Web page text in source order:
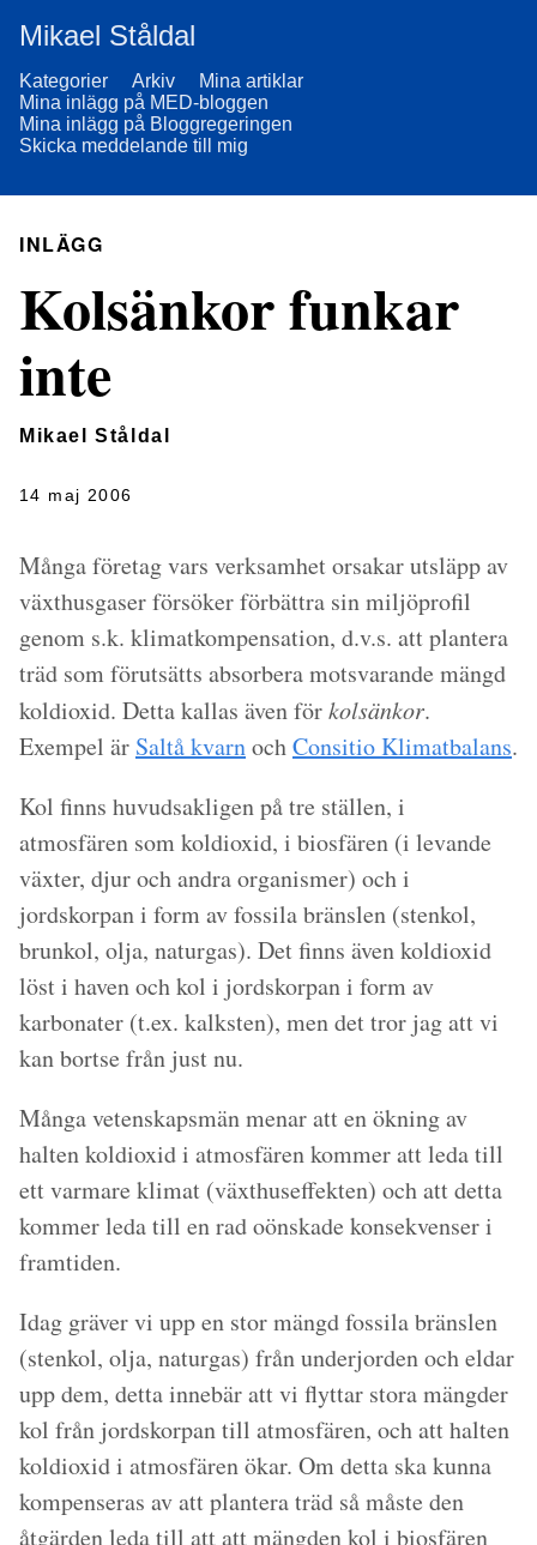
Mikael Ståldal
Kategorier Arkiv
Mina artiklar
Mina inlägg på MED-bloggen
Mina inlägg på Bloggregeringen
Skicka meddelande till mig
INLÄGG
Kolsänkor funkar
inte
Mikael Ståldal
14 maj 2006
Många företag vars verksamhet orsakar utsläpp av
växthusgaser försöker förbättra sin miljöprofil
genom s.k. klimatkompensation, d.v.s. att plantera
träd som förutsätts absorbera motsvarande mängd
koldioxid. Detta kallas även förkolsänkor.
Exempel är Saltå kvarnochConsitio Klimatbalans.
Kol finns huvudsakligen på tre ställen, i
atmosfären som koldioxid, i biosfären (i levande
växter, djur och andra organismer) och i
jordskorpan i form av fossila bränslen (stenkol,
brunkol, olja, naturgas). Det finns även koldioxid
löst i haven och kol i jordskorpan i form av
karbonater (t.ex. kalksten), men det tror jag att vi
kan bortse från just nu.
Många vetenskapsmän menar att en ökning av
halten koldioxid i atmosfären kommer att leda till
ett varmare klimat (växthuseffekten) och att detta
kommer leda till en rad oönskade konsekvenser i
framtiden.
Idag gräver vi upp en stor mängd fossila bränslen
(stenkol, olja, naturgas) från underjorden och eldar
upp dem, detta innebär att vi flyttar stora mängder
kol från jordskorpan till atmosfären, och att halten
koldioxid i atmosfären ökar. Om detta ska kunna
kompenseras av att plantera träd så måste den
åtgärden leda till att att mängden kol i biosfären